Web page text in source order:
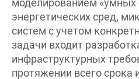
энергетических сред,
систем с учетом
задачи входит
инфраструктурных
протяжении всего срока
Системный инженер